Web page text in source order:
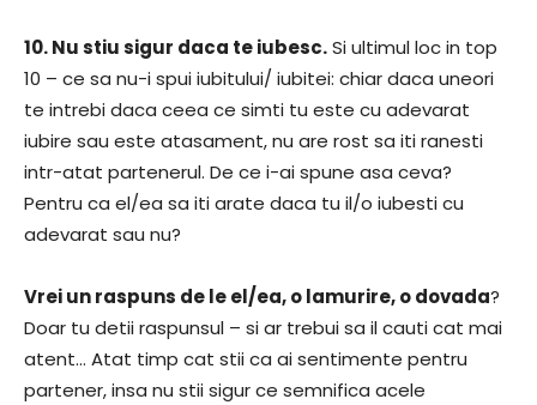
10. Nu stiu sigur daca te iubesc.Si ultimul loc in top
10 – ce sa nu-i spui iubitului/ iubitei: chiar daca uneori
te intrebi daca ceea ce simti tu este cu adevarat
iubire sau este atasament, nu are rost sa iti ranesti
intr-atat partenerul. De ce i-ai spune asa ceva?
Pentru ca el/ea sa iti arate daca tu il/o iubesti cu
adevarat sau nu?
Vrei un raspuns de le el/ea, o lamurire, o dovada?
Doar tu detii raspunsul – si ar trebui sa il cauti cat mai
atent… Atat timp cat stii ca ai sentimente pentru
partener, insa nu stii sigur ce semnifica acele